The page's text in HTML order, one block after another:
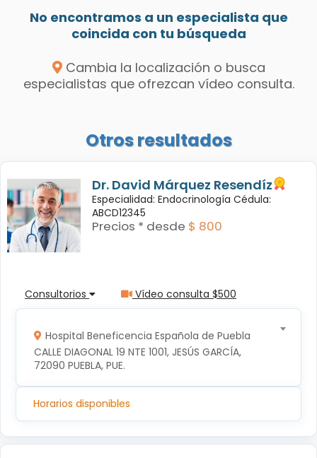
No encontramos a un especialista que
coincida con tu búsqueda
Cambia la localización o busca
especialistas que ofrezcan vídeo consulta.
Otros resultados
Dr. David Márquez Resendíz
Especialidad: Endocrinología Cédula:
ABCD12345
Precios * desde $ 800
Consultorios Vídeo consulta $500
Hospital Beneficencia Española de Puebla
CALLE DIAGONAL 19 NTE 1001, JESÚS GARCÍA,
72090 PUEBLA, PUE.
Horarios disponibles